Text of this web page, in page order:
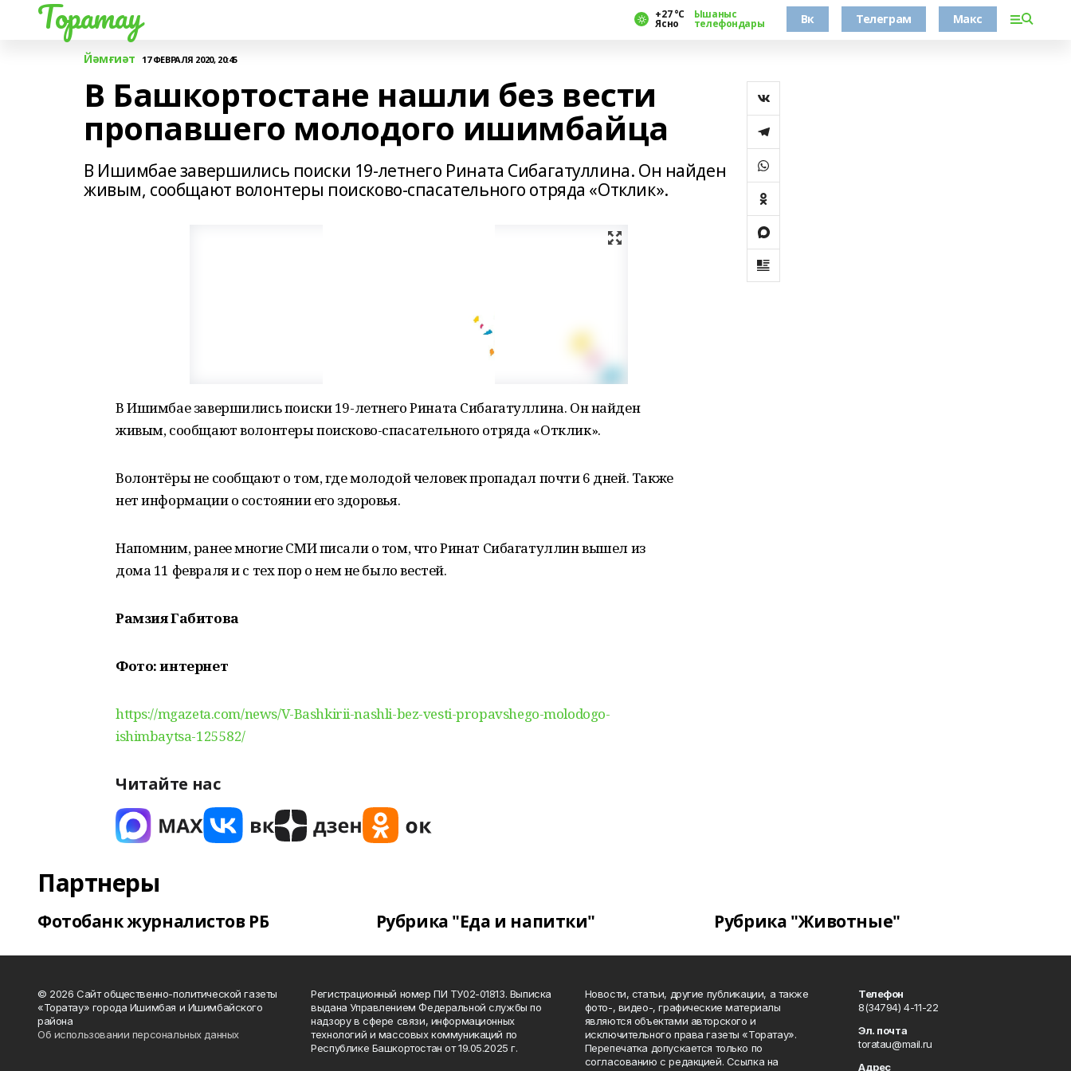
Торатау +27 °С
Ясно
Ышаныс
телефондары Вк Телеграм Макс
Йәмғиәт 17 ФЕВРАЛЯ 2020, 20:45
В Башкортостане нашли без вести
пропавшего молодого ишимбайца
В Ишимбае завершились поиски 19-летнего Рината Сибагатуллина. Он найден
живым, сообщают волонтеры поисково-спасательного отряда «Отклик».
В Ишимбае завершились поиски 19-летнего Рината Сибагатуллина. Он найден
живым, сообщают волонтеры поисково-спасательного отряда «Отклик».
Волонтёры не сообщают о том, где молодой человек пропадал почти 6 дней. Также
нет информации о состоянии его здоровья.
Напомним, ранее многие СМИ писали о том, что Ринат Сибагатуллин вышел из
дома 11 февраля и с тех пор о нем не было вестей.
Рамзия Габитова
Фото: интернет
https://mgazeta.com/news/V-Bashkirii-nashli-bez-vesti-propavshego-molodogo-
ishimbaytsa-125582/
Читайте нас
Партнеры
Фотобанк журналистов РБ Рубрика "Еда и напитки" Рубрика "Животные"
© 2026 Сайт общественно-политической газеты
«Торатау» города Ишимбая и Ишимбайского
района
Об использовании персональных данных
Регистрационный номер ПИ ТУ02-01813. Выписка
выдана Управлением Федеральной службы по
надзору в сфере связи, информационных
технологий и массовых коммуникаций по
Республике Башкортостан от 19.05.2025 г.
Новости, статьи, другие публикации, а также
фото-, видео-, графические материалы
являются объектами авторского и
исключительного права газеты «Торатау».
Перепечатка допускается только по
согласованию с редакцией. Ссылка на
Телефон
8(34794) 4-11-22
Эл. почта
toratau@mail.ru
Адрес